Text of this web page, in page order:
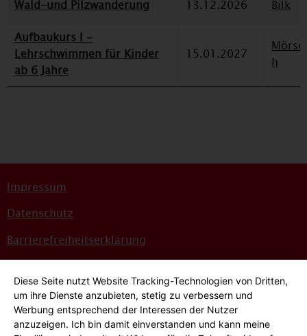
Wald-und Pilzwanderung
13.12.2026
Bilk
Aufbaukurs I -
Lehrschwimmen für Kinder
ab 6 Jahre
15.01.2027
h
Impressum
Datenschutz
Barrierefreiheitserklärung
Bildnachweise
Hinweisgeber*innensystem
Diese Seite nutzt Website Tracking-Technologien von Dritten,
um ihre Dienste anzubieten, stetig zu verbessern und
Werbung entsprechend der Interessen der Nutzer
anzuzeigen. Ich bin damit einverstanden und kann meine